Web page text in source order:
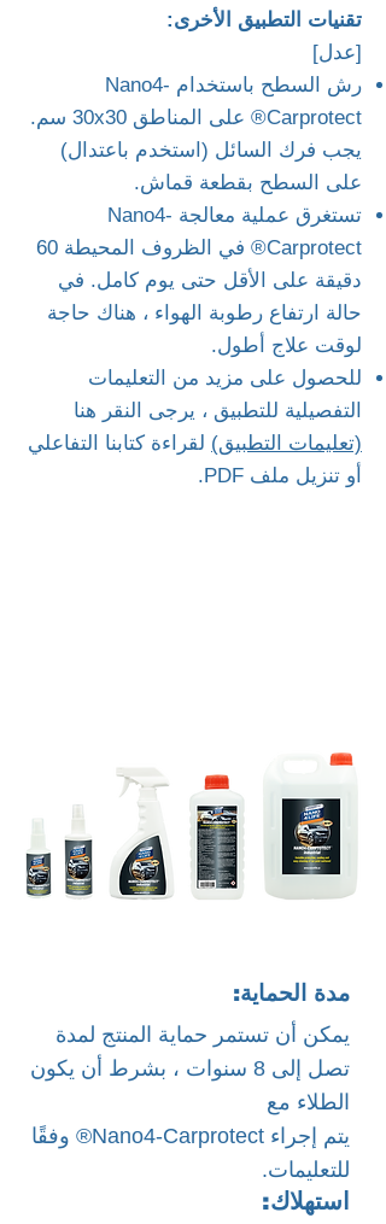
تقنيات التطبيق الأخرى:
[عدل]
رش السطح باستخدام Nano4-
Carprotect® على المناطق 30x30 سم.
يجب فرك السائل (استخدم باعتدال)
على السطح بقطعة قماش.
تستغرق عملية معالجة Nano4-
Carprotect® في الظروف المحيطة 60
دقيقة على الأقل حتى يوم كامل. في
حالة ارتفاع رطوبة الهواء ، هناك حاجة
لوقت علاج أطول.
للحصول على مزيد من التعليمات
التفصيلية للتطبيق ، يرجى النقر هنا
(تعليمات التطبيق) لقراءة كتابنا التفاعلي
أو تنزيل ملف PDF.
مدة الحماية:
يمكن أن تستمر حماية المنتج لمدة
تصل إلى 8 سنوات ، بشرط أن يكون
الطلاء مع
يتم إجراء Nano4-Carprotect® وفقًا
للتعليمات.
استهلاك: